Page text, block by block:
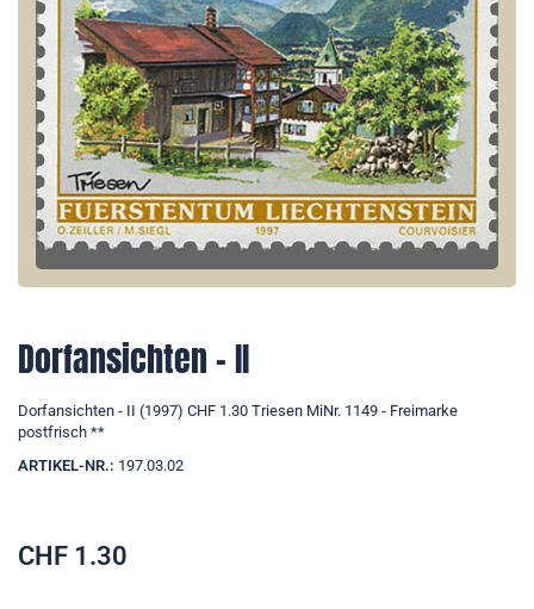
Dorfansichten - II
Dorfansichten - II (1997) CHF 1.30 Triesen MiNr. 1149 - Freimarke
postfrisch **
ARTIKEL-NR.: 197.03.02
CHF 1.30